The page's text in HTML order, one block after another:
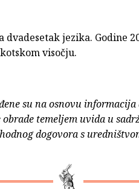
jezika. Godine
visočju.
su na osnovu
temeljem uvida u
dogovora s